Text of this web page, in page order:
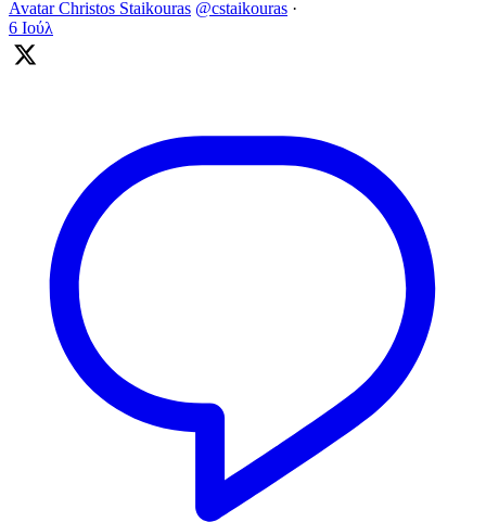
Avatar Christos Staikouras @cstaikouras ·
6 Ιούλ